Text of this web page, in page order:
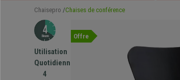
Chaisepro Chaises de conférence
Utilisation
Quotidienne
4
Offre